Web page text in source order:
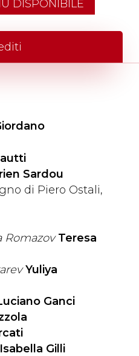
DISPONIBILE
Sardou
di Piero Ostali,
Romazov Teresa
Yuliya
Ganci
Isabella Gilli